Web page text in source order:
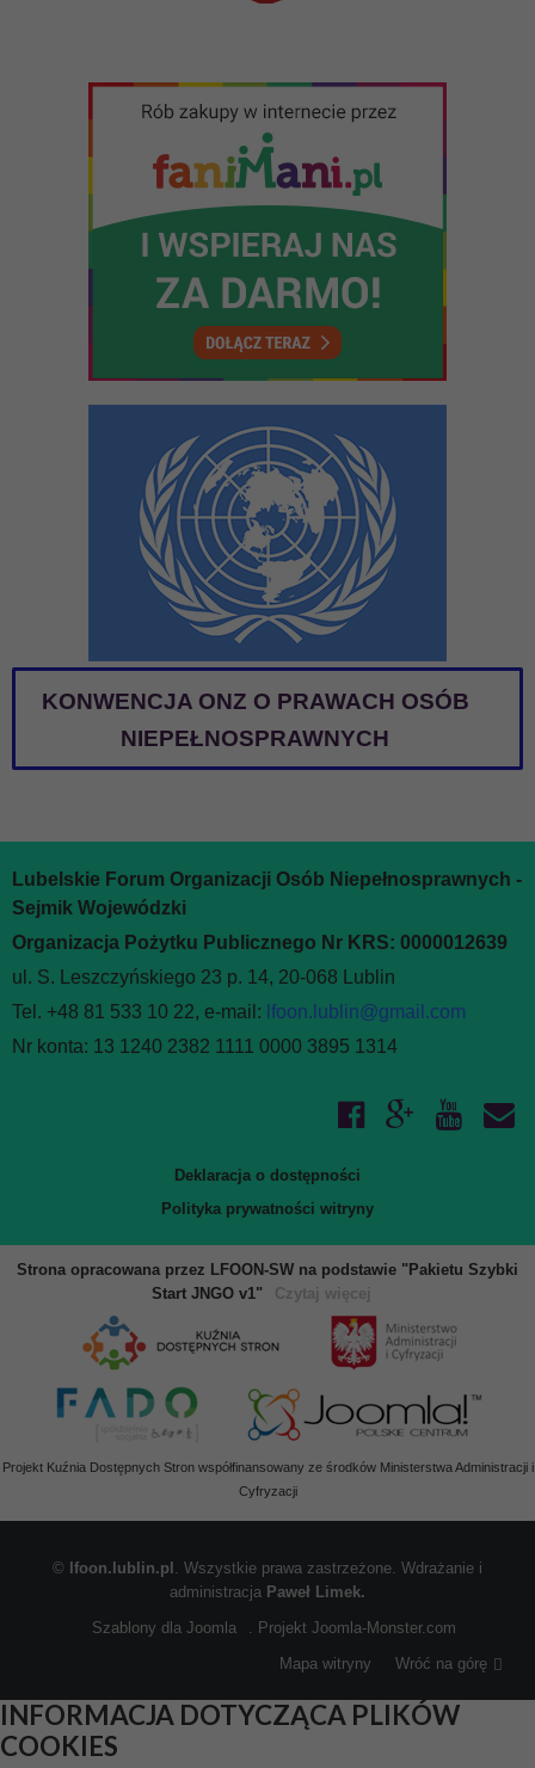
KONWENCJA ONZ O PRAWACH OSÓB
NIEPEŁNOSPRAWNYCH
Lubelskie Forum Organizacji Osób Niepełnosprawnych -
Sejmik Wojewódzki
Organizacja Pożytku Publicznego Nr KRS: 0000012639
ul. S. Leszczyńskiego 23 p. 14, 20-068 Lublin
Tel. +48 81 533 10 22, e-mail: lfoon.lublin@gmail.com
Nr konta: 13 1240 2382 1111 0000 3895 1314
Deklaracja o dostępności
Polityka prywatności witryny
Strona opracowana przez LFOON-SW na podstawie "Pakietu Szybki
Start JNGO v1"
Czytaj więcej
Projekt Kuźnia Dostępnych Stron współfinansowany ze środków Ministerstwa Administracji i
Cyfryzacji
© lfoon.lublin.pl . Wszystkie prawa zastrzeżone. Wdrażanie i
administracja Paweł Limek.
Szablony dla Joomla
. Projekt Joomla-Monster.com
Mapa witryny
Wróć na górę
INFORMACJA DOTYCZĄCA PLIKÓW
COOKIES